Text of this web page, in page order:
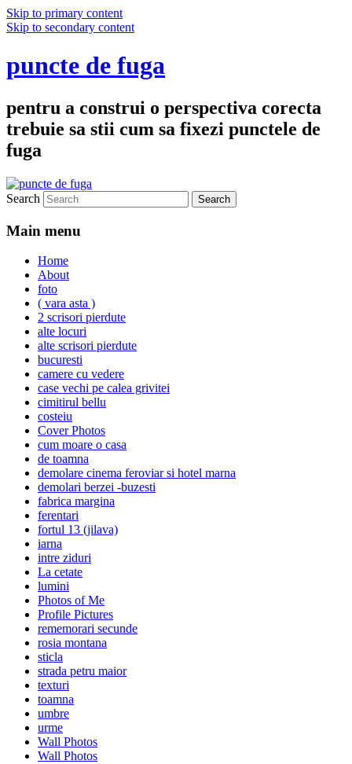
Skip to primary content
Skip to secondary content
puncte de fuga
pentru a construi o perspectiva corecta
trebuie sa stii cum sa fixezi punctele de
fuga
Search
Main menu
Home
About
foto
( vara asta )
2 scrisori pierdute
alte locuri
alte scrisori pierdute
bucuresti
camere cu vedere
case vechi pe calea grivitei
cimitirul bellu
costeiu
Cover Photos
cum moare o casa
de toamna
demolare cinema feroviar si hotel marna
demolari berzei -buzesti
fabrica margina
ferentari
fortul 13 (jilava)
iarna
intre ziduri
La cetate
lumini
Photos of Me
Profile Pictures
rememorari secunde
rosia montana
sticla
strada petru maior
texturi
toamna
umbre
urme
Wall Photos
Wall Photos